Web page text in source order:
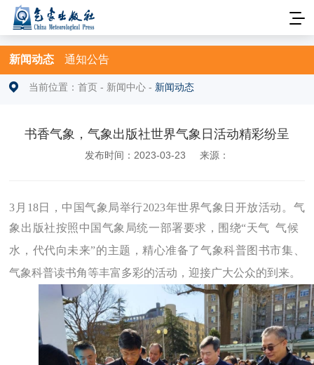
新闻动态 通知公告
当前位置：首页 - 新闻中心 - 新闻动态
书香气象，气象出版社世界气象日活动精彩纷呈
发布时间：2023-03-23 来源：
3月18日，中国气象局举行2023年世界气象日开放活动。气
象出版社按照 中国气象局统一部署要求，围绕“天气 气候
水，代代向未来”的主题，精心准备了气象科普图书市集、
气象科普读书角等丰富多彩的活动，迎接广大公众的到来。